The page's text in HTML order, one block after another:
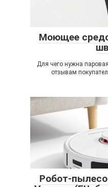
Моющее
Для чего нужна
отзывам
Робот-